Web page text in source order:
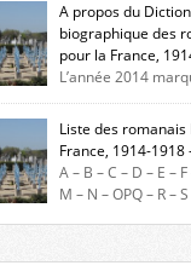
A propos du
biographique des
pour la France,
L’année 2014
du début de la
et ce dictionnaire
hommage aux romanais
durant ce conflit. La base
historique est
sur les plaques
de Ville, du lycée du
Liste des
France, 1914-1918
A – B – C – D – E –
M – N – OPQ – R –
lettre. Liste des